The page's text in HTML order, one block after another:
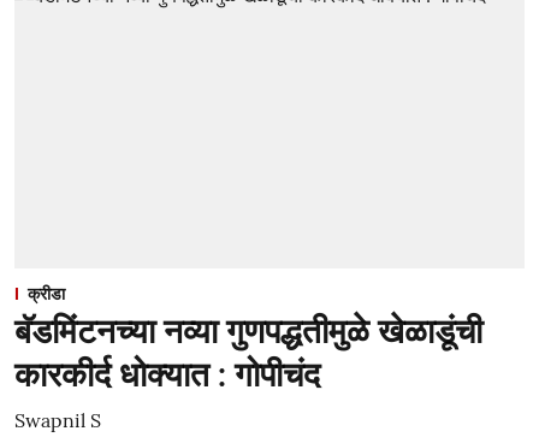
क्रीडा
बॅडमिंटनच्या नव्या गुणपद्धतीमुळे खेळाडूंची
कारकीर्द धोक्यात : गोपीचंद
Swapnil S